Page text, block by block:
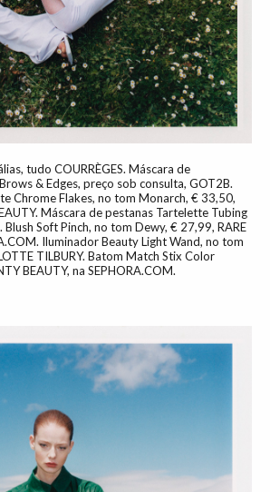
tudo COURRÈGES. Máscara de
& Edges, preço sob consulta, GOT2B.
Chrome Flakes, no tom Monarch, € 33,50,
Máscara de pestanas Tartelette Tubing
Blush Soft Pinch, no tom Dewy, € 27,99, RARE
Iluminador Beauty Light Wand, no tom
TILBURY. Batom Match Stix Color
BEAUTY, na SEPHORA.COM.